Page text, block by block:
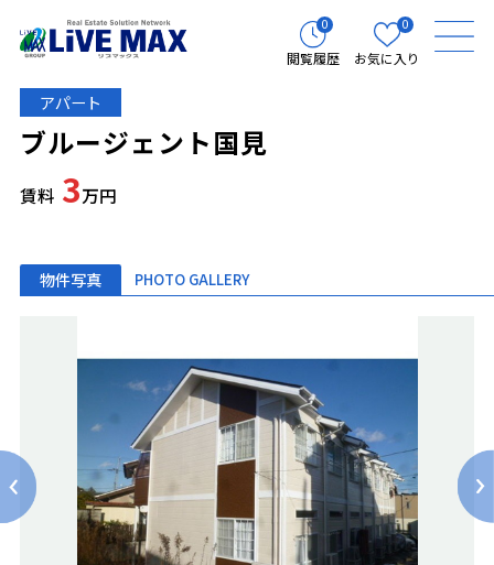
0
閲覧履歴
0
お気に入り
アパート
ブルージェント国見
賃料 3万円
物件写真 PHOTO GALLERY